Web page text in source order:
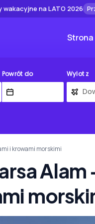
na LATO 2026
Strona
Powrót do Wylot z
i krowami morskimi
Alam